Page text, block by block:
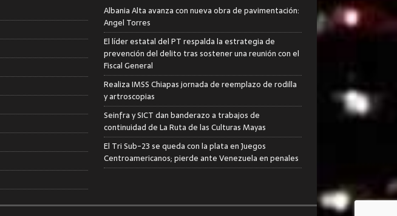
Albania Alta avanza con nueva obra de pavimentación:
Angel Torres
El líder estatal del PT respalda la estrategia de
prevención del delito tras sostener una reunión con el
Fiscal General
Realiza IMSS Chiapas jornada de reemplazo de rodilla
y artroscopias
Seinfra y SICT dan banderazo a trabajos de
continuidad de La Ruta de las Culturas Mayas
El Tri Sub-23 se queda con la plata en Juegos
Centroamericanos; pierde ante Venezuela en penales